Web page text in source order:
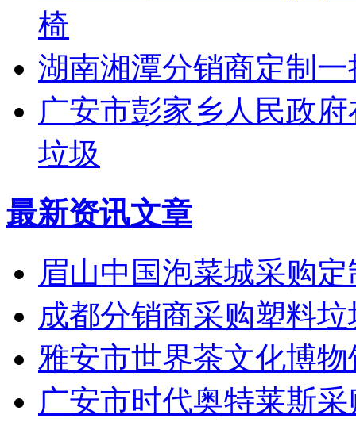
椅
湖南湘潭分销商定制
广安市彭家乡人民政
垃圾
最新资讯文章
眉山中国泡菜城采购
成都分销商采购塑料
雅安市世界茶文化博
广安市时代奥特莱斯